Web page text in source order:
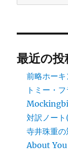
最近の投
前略ホー
トミー・
対訳ノー
寺井珠重
About